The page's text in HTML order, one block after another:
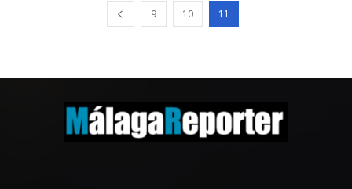
9 10 11